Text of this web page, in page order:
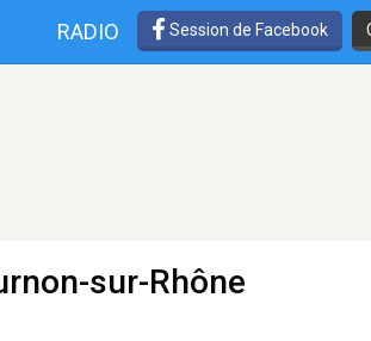
RADIO Session de Facebook
sur-Rhône